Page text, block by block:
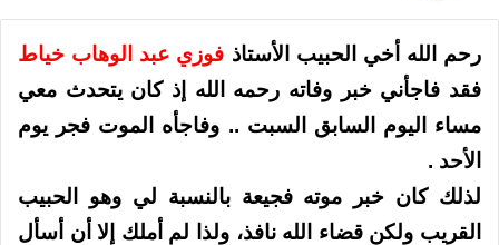
رحم الله أخي الحبيب الأستاذ فوزي عبد الوهاب خياط
فقد فاجأني خبر وفاته رحمه الله إذ كان يتحدث معي
مساء اليوم السابق السبت .. وفاجأه الموت فجر يوم
الأحد .
لذلك كان خبر موته فجيعة بالنسبة لي وهو الحبيب
القريب ولكن قضاء الله نافذ، ولذا لم أملك إلا أن أسأل